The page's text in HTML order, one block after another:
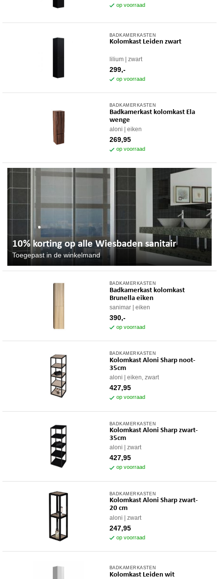
op voorraad
BADKAMERKASTEN
Kolomkast Leiden zwart
lilium zwart
299,-
op voorraad
BADKAMERKASTEN
Badkamerkast kolomkast Ela
wenge
aloni eiken
269,95
op voorraad
10% korting op alle Wiesbaden sanitair
Toegepast in de winkelmand
BADKAMERKASTEN
Badkamerkast kolomkast
Brunella eiken
sanimar eiken
390,-
op voorraad
BADKAMERKASTEN
Kolomkast Aloni Sharp noot-
35cm
aloni eiken, zwart
427,95
op voorraad
BADKAMERKASTEN
Kolomkast Aloni Sharp zwart-
35cm
aloni zwart
427,95
op voorraad
BADKAMERKASTEN
Kolomkast Aloni Sharp zwart-
20 cm
aloni zwart
247,95
op voorraad
BADKAMERKASTEN
Kolomkast Leiden wit